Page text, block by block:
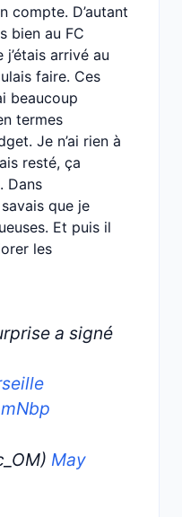
compte. D’autant
bien au FC
arrivé au
faire. Ces
beaucoup
termes
Je n’ai rien à
resté, ça
Dans
que je
Et puis il
les
a signé
May